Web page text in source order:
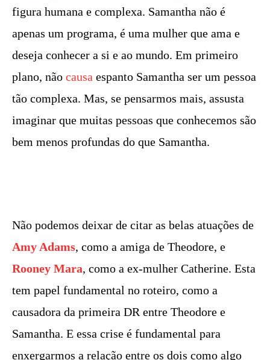
figura humana e complexa. Samantha não é
apenas um programa, é uma mulher que ama e
deseja conhecer a si e ao mundo. Em primeiro
plano, não causa espanto Samantha ser um pessoa
tão complexa. Mas, se pensarmos mais, assusta
imaginar que muitas pessoas que conhecemos são
bem menos profundas do que Samantha.
Não podemos deixar de citar as belas atuações de
Amy Adams, como a amiga de Theodore, e
Rooney Mara, como a ex-mulher Catherine. Esta
tem papel fundamental no roteiro, como a
causadora da primeira DR entre Theodore e
Samantha. E essa crise é fundamental para
enxergarmos a relação entre os dois como algo